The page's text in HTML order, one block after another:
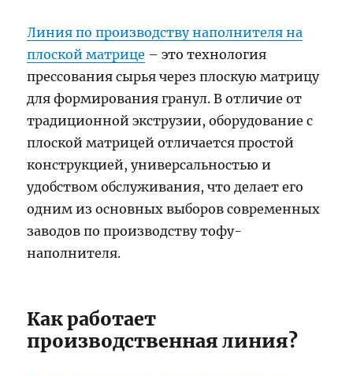
Линия по производству наполнителя на
плоской матрице – это технология
прессования сырья через плоскую матрицу
для формирования гранул. В отличие от
традиционной экструзии, оборудование с
плоской матрицей отличается простой
конструкцией, универсальностью и
удобством обслуживания, что делает его
одним из основных выборов современных
заводов по производству тофу-
наполнителя.
Как работает
производственная линия?